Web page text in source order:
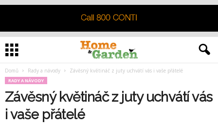
Domů Rady a návody Závěsný květináč z juty uchvátí vás i vaše přátelé
RADY A NÁVODY
Závěsný květináč z juty uchvátí vás
i vaše přátelé